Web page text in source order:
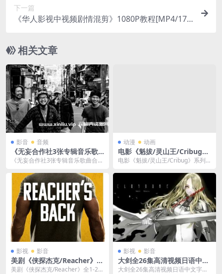
下一篇
《华人影视中视频剧情混剪》1080P教程[MP4/17G
相关文章
影音 音频
《无妄合作社3张专辑音乐歌
曲合集》[FLAC/MP3/698.68
《无妄合作社3张专辑音乐歌曲合
大小698.6...
动漫 动画
电影《魁拔/灵山王/Cribug》
系列三部曲(2011-2014)高清
8.97GB]百度云网盘下载
电影《魁拔/灵山王/Cribug》系列
合...
影视 影音
美剧《侠探杰克/Reacher》全
1-2季4K超高清[MKV]云网盘
美剧《侠探杰克/Reacher》全1-2季
影视 影音
大剑全26集高清视频日语中文
字幕18G百度网盘下载日本动
大剑全26集高清视频日语中文字幕